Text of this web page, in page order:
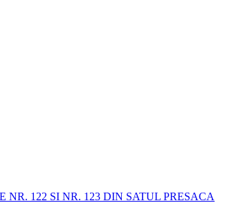
122 SI NR. 123 DIN SATUL PRESACA